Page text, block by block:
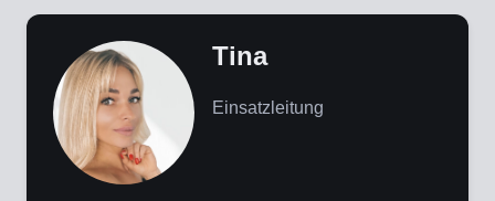
Tina
Einsatzleitung